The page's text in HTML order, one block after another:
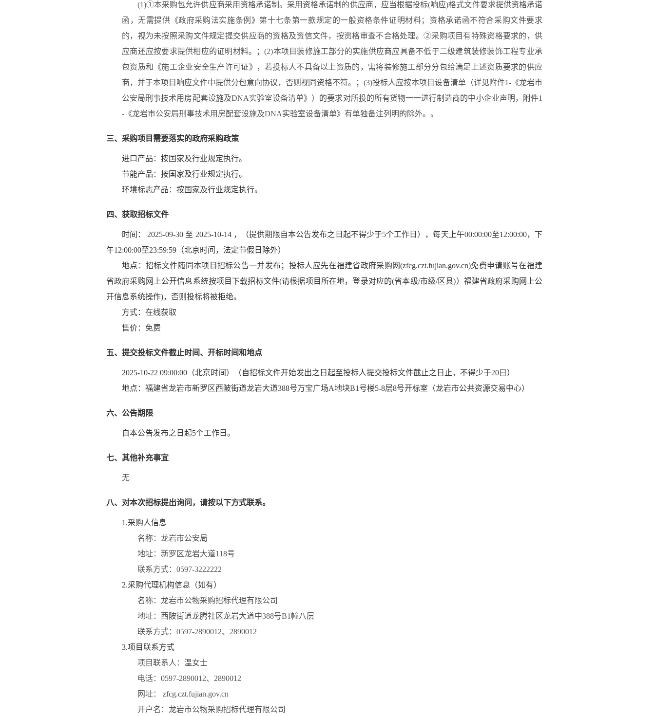
(1)①本采购包允许供应商采用资格承诺制。采用资格承诺制的供应商，应当根据投标(响应)格式文件要求提供资格承诺
函，无需提供《政府采购法实施条例》第十七条第一款规定的一般资格条件证明材料；资格承诺函不符合采购文件要求
的，视为未按照采购文件规定提交供应商的资格及资信文件，按资格审查不合格处理。②采购项目有特殊资格要求的，供
应商还应按要求提供相应的证明材料。；(2)本项目装修施工部分的实施供应商应具备不低于二级建筑装修装饰工程专业承
包资质和《施工企业安全生产许可证》，若投标人不具备以上资质的，需将装修施工部分分包给满足上述资质要求的供应
商，并于本项目响应文件中提供分包意向协议，否则视同资格不符。；(3)投标人应按本项目设备清单（详见附件1-《龙岩市
公安局刑事技术用房配套设施及DNA实验室设备清单》）的要求对所投的所有货物一一进行制造商的中小企业声明，附件1
-《龙岩市公安局刑事技术用房配套设施及DNA实验室设备清单》有单独备注列明的除外。。
三、采购项目需要落实的政府采购政策
进口产品： 按国家及行业规定执行。
节能产品： 按国家及行业规定执行。
环境标志产品： 按国家及行业规定执行。
四、获取招标文件
时间： 2025-09-30 至 2025-10-14 ，（提供期限自本公告发布之日起不得少于5个工作日），每天上午00:00:00至12:00:00，下
午12:00:00至23:59:59 （北京时间，法定节假日除外）
地点： 招标文件随同本项目招标公告一并发布；投标人应先在福建省政府采购网(zfcg.czt.fujian.gov.cn)免费申请账号在福建
省政府采购网上公开信息系统按项目下载招标文件(请根据项目所在地，登录对应的(省本级/市级/区县)）福建省政府采购网上公
开信息系统操作)，否则投标将被拒绝。
方式： 在线获取
售价：免费
五、提交投标文件截止时间、开标时间和地点
2025-10-22 09:00:00 （北京时间）（自招标文件开始发出之日起至投标人提交投标文件截止之日止，不得少于20日）
地点： 福建省龙岩市新罗区西陂街道龙岩大道388号万宝广场A地块B1号楼5-8层8号开标室（龙岩市公共资源交易中心）
六、公告期限
自本公告发布之日起5个工作日。
七、其他补充事宜
无
八、对本次招标提出询问，请按以下方式联系。
1.采购人信息
名称： 龙岩市公安局
地址： 新罗区龙岩大道118号
联系方式： 0597-3222222
2.采购代理机构信息（如有）
名称： 龙岩市公物采购招标代理有限公司
地址： 西陂街道龙腾社区龙岩大道中388号B1幢八层
联系方式： 0597-2890012、2890012
3.项目联系方式
项目联系人： 温女士
电话： 0597-2890012、2890012
网址： zfcg.czt.fujian.gov.cn
开户名： 龙岩市公物采购招标代理有限公司